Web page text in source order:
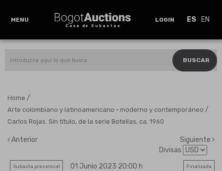
MENU LOGIN ES EN
BUSCAR
Home /
Arte colombiano y latinoamericano · moderno y contemporáneo /
Carlos Rojas. Sin título, de la serie Botellas, ca. 1960
Anterior
Siguiente
Divisas
Subasta presencial 01 Junio 2023 20:00 h Finalizada